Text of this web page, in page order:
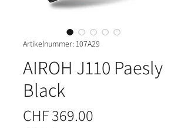
Artikelnummer: 107A29
AIROH J110 Paesly
Black
CHF 369.00